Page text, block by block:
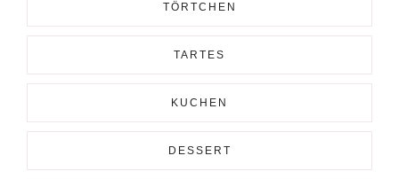
TÖRTCHEN
TARTES
KUCHEN
DESSERT